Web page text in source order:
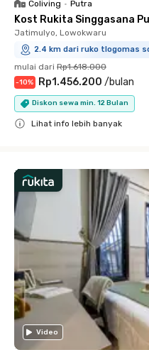
Coliving • Putra
Kost Rukita Singgasana
Jatimulyo, Lowokwaru
2.4 km dari ruko tlogomas
mulai dari Rp1.618.000
-10% Rp1.456.200 /bulan
Diskon sewa min. 12 Bulan
Lihat info lebih banyak
Video